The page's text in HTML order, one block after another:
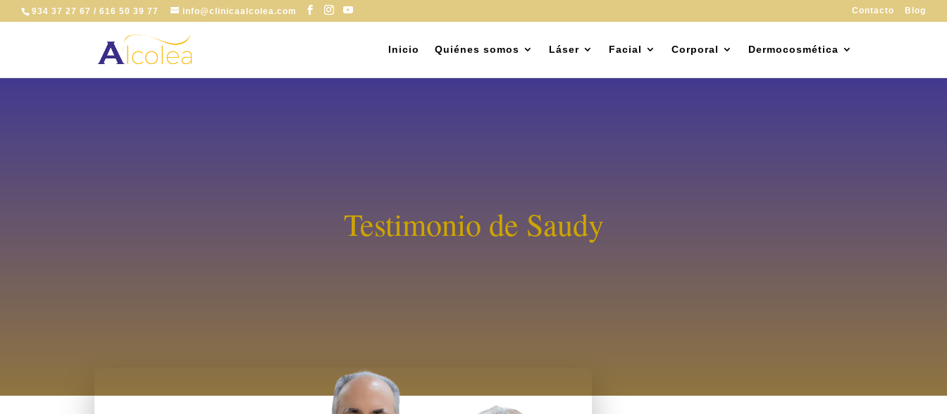
934 37 27 67 / 616 50 39 77 info@clinicaalcolea.com Contacto Blog
Inicio Quiénes somos Láser Facial Corporal Dermocosmética
Testimonio de Saudy